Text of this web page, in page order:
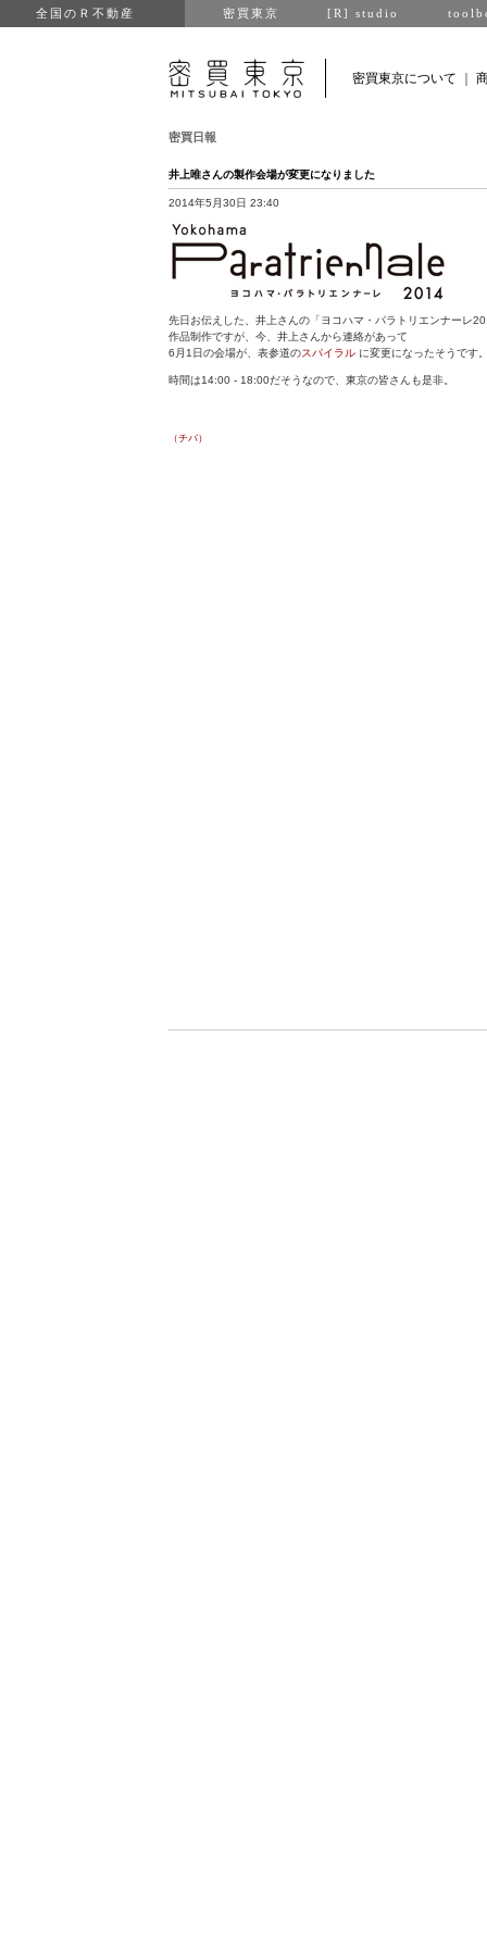
全国のＲ不動産 密買東京 [R] studio
密買東京について
密買日報
井上唯さんの製作会場が変更になりました
2014年5月30日 23:40
先日お伝えした、井上さんの「ヨコハマ・パラトリエンナーレ
作品制作ですが、今、井上さんから連絡があって
6月1日の会場が、表参道のスパイラル に変更になったそうです
時間は14:00 - 18:00だそうなので、東京の皆さんも是非。
（チバ）